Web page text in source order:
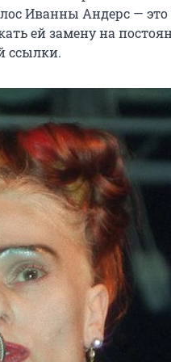
Иванны Андерс — это
ей замену на
ссылки.